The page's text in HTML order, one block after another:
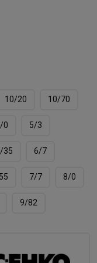
10/20 10/70
0 5/3
35 6/7
7/7 8/0
9/82